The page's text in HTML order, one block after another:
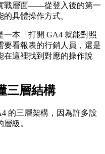
戰層面——從登入後的第一
具體操作方式。
本「打開 GA4 就能對照
要看報表的行銷人員，還是
在這裡找到對應的操作說
三層結構
的三層架構，因為許多設
級。